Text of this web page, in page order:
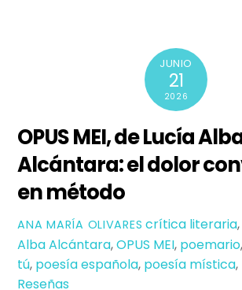
JUNIO
21
2026
OPUS MEI, de Lucía
Alcántara: el dolor
en método
ANA MARÍA OLIVARES crítica literaria
Alba Alcántara,OPUS MEI, poemario,
tú, poesía española, poesía mística,
Reseñas